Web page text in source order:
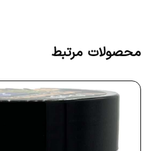
محصولات مرتبط